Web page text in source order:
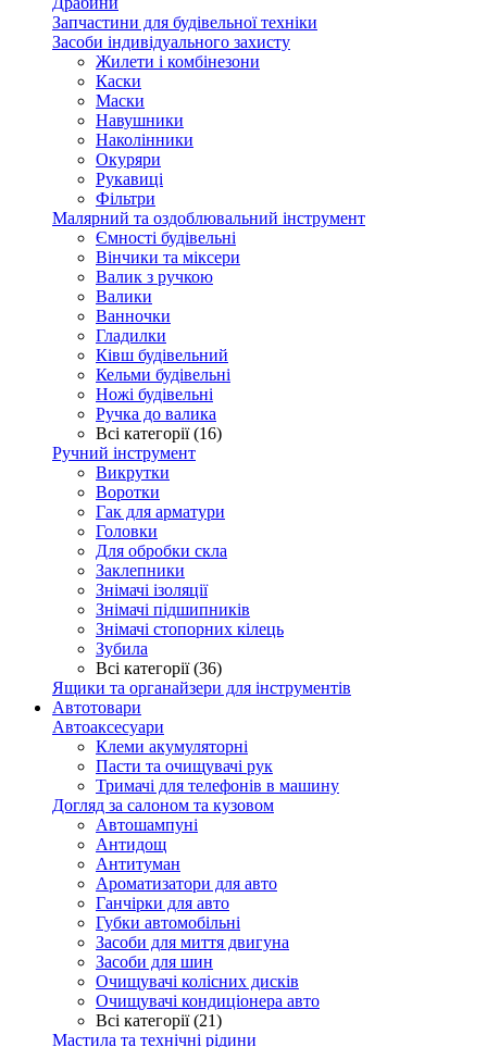
Запчастини для будівельної техніки
Засоби індивідуального захисту
Жилети і комбінезони
Каски
Маски
Навушники
Наколінники
Окуряри
Рукавиці
Фільтри
Малярний та оздоблювальний інструмент
Ємності будівельні
Вінчики та міксери
Валик з ручкою
Валики
Ванночки
Гладилки
Ківш будівельний
Кельми будівельні
Ножі будівельні
Ручка до валика
Всі категорії (16)
Ручний інструмент
Викрутки
Воротки
Гак для арматури
Головки
Для обробки скла
Заклепники
Знімачі ізоляції
Знімачі підшипників
Знімачі стопорних кілець
Зубила
Всі категорії (36)
Ящики та органайзери для інструментів
Автотовари
Автоаксесуари
Клеми акумуляторні
Пасти та очищувачі рук
Тримачі для телефонів в машину
Догляд за салоном та кузовом
Автошампуні
Антидощ
Антитуман
Ароматизатори для авто
Ганчірки для авто
Губки автомобільні
Засоби для миття двигуна
Засоби для шин
Очищувачі колісних дисків
Очищувачі кондиціонера авто
Всі категорії (21)
Мастила та технічні рідини